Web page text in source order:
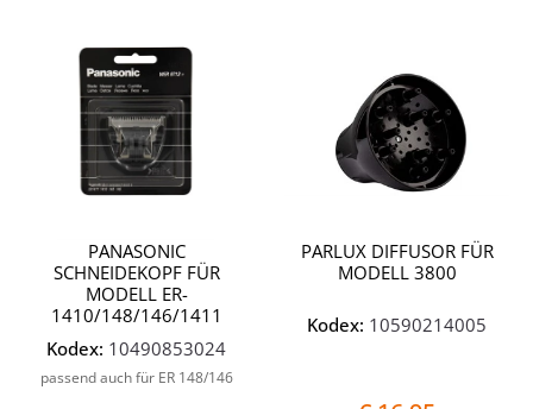
PANASONIC
SCHNEIDEKOPF FÜR
MODELL ER-
1410/148/146/1411
Kodex: 10490853024
passend auch für ER 148/146
PARLUX DIFFUSOR FÜR
MODELL 3800
Kodex: 10590214005